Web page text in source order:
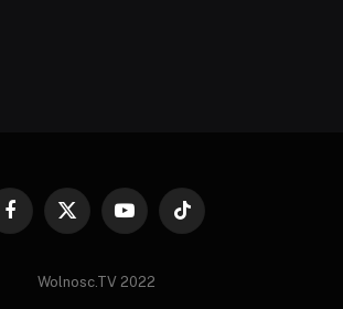
Facebook
X
YouTubeTikTok
Wolnosc.TV 2022